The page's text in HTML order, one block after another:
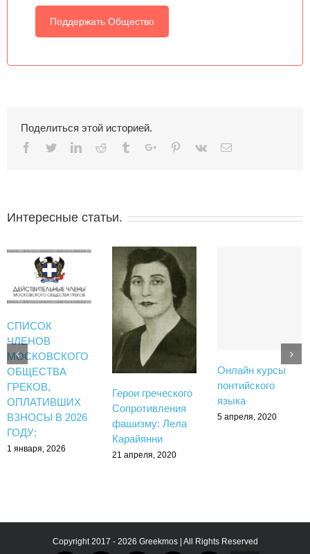
Поддержать Общество
Поделиться этой историей.
Facebook
TwitterLinkedinReddit TumblrGoogle+Pinterest
Vk Email
Интересные статьи.
СПИСОК
ЧЛЕНОВ
МОСКОВСКОГО
ОБЩЕСТВА
ГРЕКОВ,
ОПЛАТИВШИХ
ВЗНОСЫ В 2026
ГОДУ:
1 января, 2026
Герои греческого
Сопротивления
фашизму: Лела
Карайянни
21 апреля, 2020
Онлайн курсы
понтийского
языка
5 апреля, 2020
Copyright 2017 - 2026 Greekmos | All Rights Reserved